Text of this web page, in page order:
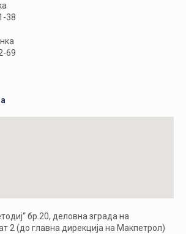
38
69
бр.20, деловна зграда на
2 (до главна дирекција на Макпетрол)